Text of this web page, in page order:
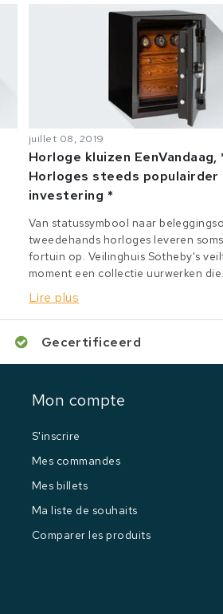
juillet 08, 2019
Horloge kluizen EenVandaag,
Horloges steeds populairder
investering *
Van statussymbool naar
tweedehands horloges leveren
fortuin op. Veilinghuis Sotheby's
moment een collectie uurwerken
Lire plus
Gecertificeerd
Mon compte
S'inscrire
Mes commandes
Mes billets
Ma liste de souhaits
Comparer les produits